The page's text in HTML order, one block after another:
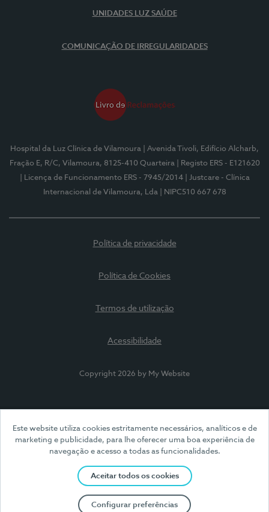
Este website utiliza cookies estritamente necessários, analíticos e de
marketing e publicidade, para lhe oferecer uma boa experiência de
navegação e acesso a todas as funcionalidades.
Aceitar todos os cookies
Configurar preferências
UNIDADES LUZ SAÚDE
COMUNICAÇÃO DE IRREGULARIDADES
Hospital da Luz Clínica de Vilamoura
| Avenida Tivoli, Edifício Alcharb,
Fração E, R/C, Vilamoura, 8125-410 Quarteira
| Registo ERS - E121620
| Licença de Funcionamento ERS - 7945/2014
| Justcare - Clínica
Internacional de Vilamoura, Lda
| NIPC510 667 678
Política de privacidade
Política de Cookies
Termos de utilização
Acessibilidade
Copyright 2026 by My Website